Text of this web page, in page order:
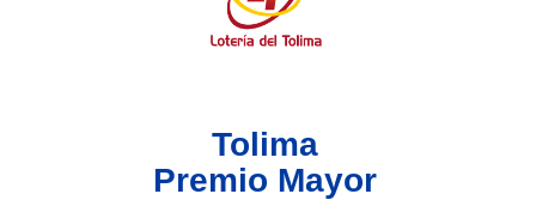
Lotería de Risaralda
Lotería de Santander
Tolima
Premio Mayor